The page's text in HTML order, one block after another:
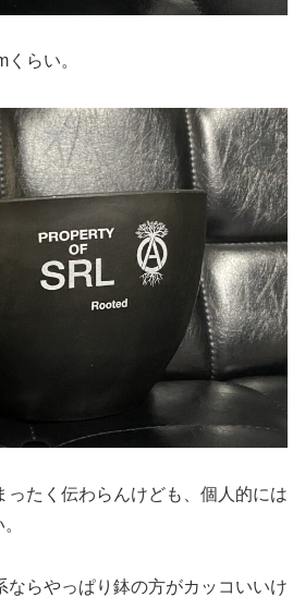
らい。
ったく伝わらんけども、個人的には
ならやっぱり鉢の方がカッコいいけ